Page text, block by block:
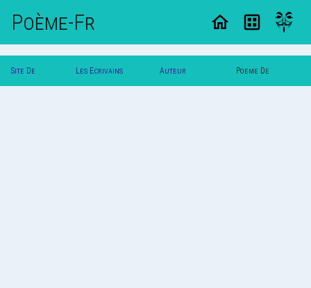
Poème-Fr
Site De Les Ecrivains Auteur Poeme De